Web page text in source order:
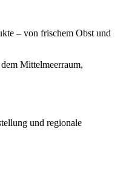
– von frischem Obst und
Mittelmeerraum,
und regionale